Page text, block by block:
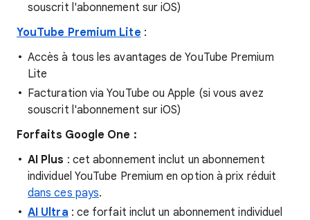
souscrit l'abonnement sur iOS)
YouTube Premium Lite :
Accès à tous les avantages de YouTube Premium
Lite
Facturation via YouTube ou Apple (si vous avez
souscrit l'abonnement sur iOS)
Forfaits Google One :
AI Plus : cet abonnement inclut un abonnement
individuel YouTube Premium en option à prix réduit
dans ces pays.
AI Ultra : ce forfait inclut un abonnement individuel